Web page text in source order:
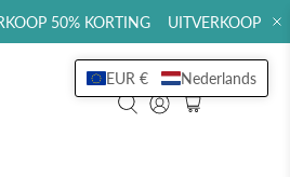
KORTING UITVERKOOP
EUR € Nederlands